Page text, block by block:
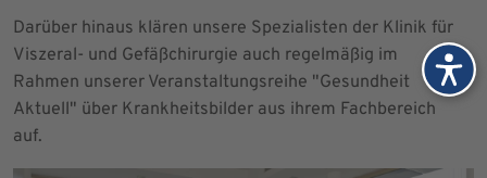
Darüber hinaus klären unsere Spezialisten der Klinik für
Viszeral- und Gefäßchirurgie auch regelmäßig im
Rahmen unserer Veranstaltungsreihe "Gesundheit
Aktuell" über Krankheitsbilder aus ihrem Fachbereich
auf.